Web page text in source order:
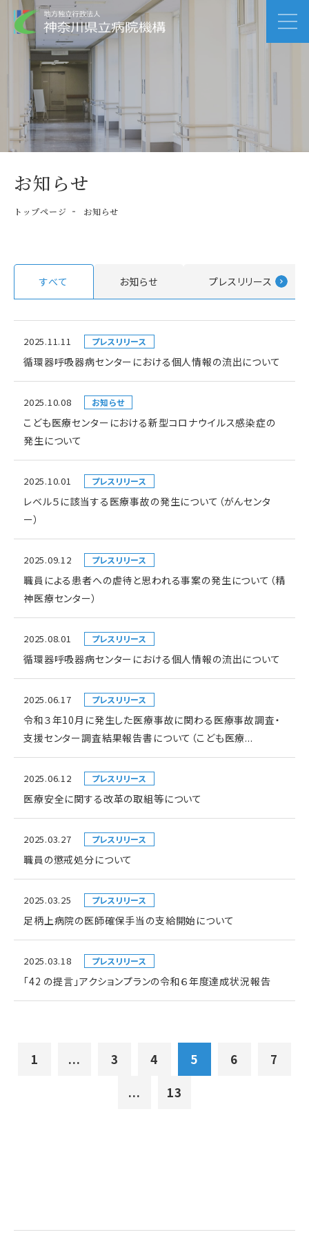
お知らせ
トップページ お知らせ
すべて お知らせ プレスリリース
2025.11.11 プレスリリース
循環器呼吸器病センターにおける個人情報の流出について
2025.10.08 お知らせ
こども医療センターにおける新型コロナウイルス感染症の
発生について
2025.10.01 プレスリリース
レベル５に該当する医療事故の発生について（がんセンタ
ー）
2025.09.12 プレスリリース
職員による患者への虐待と思われる事案の発生について（精
神医療センター）
2025.08.01 プレスリリース
循環器呼吸器病センターにおける個人情報の流出について
2025.06.17 プレスリリース
令和３年10月に発生した医療事故に関わる医療事故調査・
支援センター調査結果報告書について（こども医療...
2025.06.12 プレスリリース
医療安全に関する改革の取組等について
2025.03.27 プレスリリース
職員の懲戒処分について
2025.03.25 プレスリリース
足柄上病院の医師確保手当の支給開始について
2025.03.18 プレスリリース
「42 の提言」アクションプランの令和６年度達成状況報告
1 ... 3 4 5 6
7
...
13